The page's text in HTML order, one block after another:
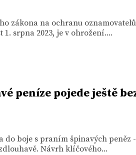
zákona na ochranu oznamovatelů
srpna 2023, je v ohrožení....
peníze pojede ještě
do boje s praním špinavých peněz
Návrh klíčového...